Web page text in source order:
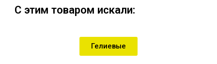
С этим товаром искали:
Гелиевые